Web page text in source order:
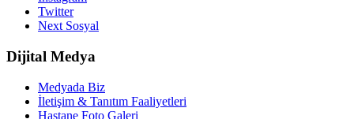
Twitter
Next Sosyal
Dijital Medya
Medyada Biz
İletişim & Tanıtım Faaliyetleri
Hastane Foto Galeri